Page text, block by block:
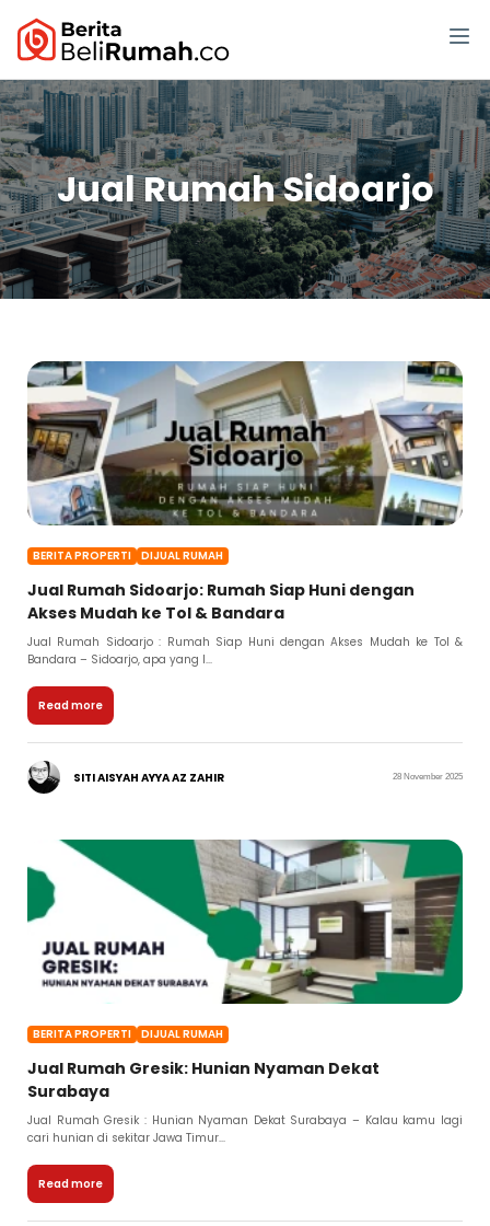
Jual Rumah Sidoarjo
BERITA PROPERTI DIJUAL RUMAH
Jual Rumah Sidoarjo: Rumah Siap Huni dengan
Akses Mudah ke Tol & Bandara
Jual Rumah Sidoarjo : Rumah Siap Huni dengan Akses Mudah ke Tol &
Bandara – Sidoarjo, apa yang l...
Read more
SITI AISYAH AYYA AZ ZAHIR 28 November 2025
BERITA PROPERTI DIJUAL RUMAH
Jual Rumah Gresik: Hunian Nyaman Dekat
Surabaya
Jual Rumah Gresik : Hunian Nyaman Dekat Surabaya – Kalau kamu lagi
cari hunian di sekitar Jawa Timur...
Read more